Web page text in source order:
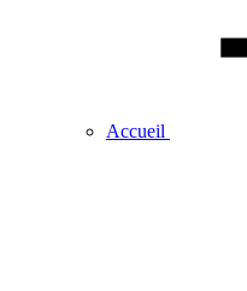
Accueil